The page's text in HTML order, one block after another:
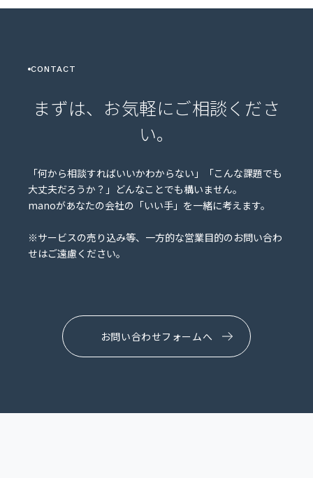
CONTACT
まずは、お気軽にご相談くださ
い。
「何から相談すればいいかわからない」「こんな課題でも
大丈夫だろうか？」どんなことでも構いません。
manoがあなたの会社の「いい手」を一緒に考えます。
※サービスの売り込み等、一方的な営業目的のお問い合わ
せはご遠慮ください。
お問い合わせフォームへ